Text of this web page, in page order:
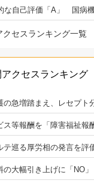
な自己評価「A」 国病
クセスランキング一覧
アクセスランキング
の急増踏まえ、レセプト
ス等報酬を「障害福祉報
テ巡る厚労相の発言を評
大幅引き上げに「NO」